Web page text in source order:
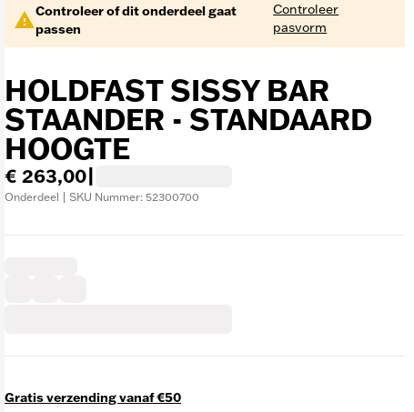
Controleer of dit onderdeel gaat
passen
Controleer
pasvorm
HOLDFAST SISSY BAR
STAANDER - STANDAARD
HOOGTE
€ 263,00
Onderdeel | SKU Nummer: 52300700
Gratis verzending vanaf €50